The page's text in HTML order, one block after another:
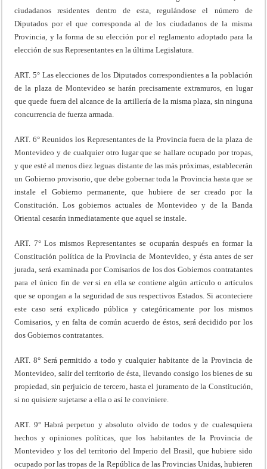
ciudadanos residentes dentro de esta, regulándose el número de
Diputados por el que corresponda al de los ciudadanos de la misma
Provincia, y la forma de su elección por el reglamento adoptado para la
elección de sus Representantes en la última Legislatura.
ART. 5° Las elecciones de los Diputados correspondientes a la población
de la plaza de Montevideo se harán precisamente extramuros, en lugar
que quede fuera del alcance de la artillería de la misma plaza, sin ninguna
concurrencia de fuerza armada.
ART. 6° Reunidos los Representantes de la Provincia fuera de la plaza de
Montevideo y de cualquier otro lugar que se hallare ocupado por tropas,
y que esté al menos diez leguas distante de las más próximas, establecerán
un Gobierno provisorio, que debe gobernar toda la Provincia hasta que se
instale el Gobierno permanente, que hubiere de ser creado por la
Constitución. Los gobiernos actuales de Montevideo y de la Banda
Oriental cesarán inmediatamente que aquel se instale.
ART. 7° Los mismos Representantes se ocuparán después en formar la
Constitución política de la Provincia de Montevideo, y ésta antes de ser
jurada, será examinada por Comisarios de los dos Gobiernos contratantes
para el único fin de ver si en ella se contiene algún artículo o artículos
que se opongan a la seguridad de sus respectivos Estados. Si aconteciere
este caso será explicado pública y categóricamente por los mismos
Comisarios, y en falta de común acuerdo de éstos, será decidido por los
dos Gobiernos contratantes.
ART. 8° Será permitido a todo y cualquier habitante de la Provincia de
Montevideo, salir del territorio de ésta, llevando consigo los bienes de su
propiedad, sin perjuicio de tercero, hasta el juramento de la Constitución,
si no quisiere sujetarse a ella o así le conviniere.
ART. 9° Habrá perpetuo y absoluto olvido de todos y de cualesquiera
hechos y opiniones políticas, que los habitantes de la Provincia de
Montevideo y los del territorio del Imperio del Brasil, que hubiere sido
ocupado por las tropas de la República de las Provincias Unidas, hubieren